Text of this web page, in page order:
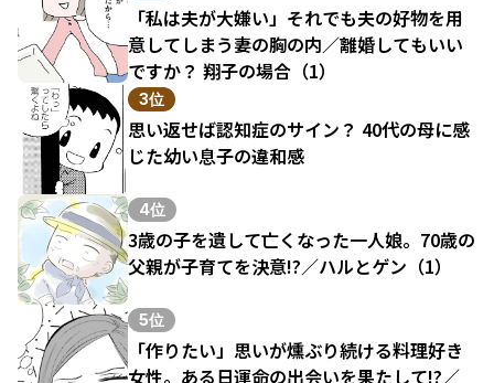
「私は夫が大嫌い」それでも夫の好物を用
意してしまう妻の胸の内／離婚してもいい
ですか？ 翔子の場合（1）
3位
思い返せば認知症のサイン？ 40代の母に感
じた幼い息子の違和感
4位
3歳の子を遺して亡くなった一人娘。70歳の
父親が子育てを決意!?／ハルとゲン（1）
5位
「作りたい」思いが燻ぶり続ける料理好き
女性。ある日運命の出会いを果たして!?／